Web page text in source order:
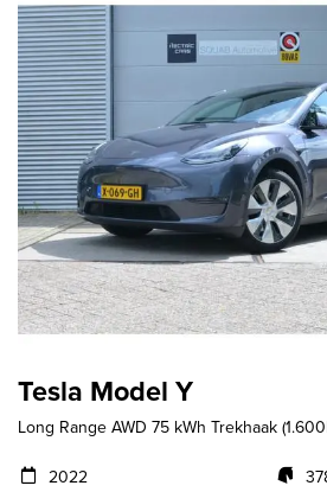
Tesla Model Y
Long Range AWD 75 kWh Trekhaak
2022